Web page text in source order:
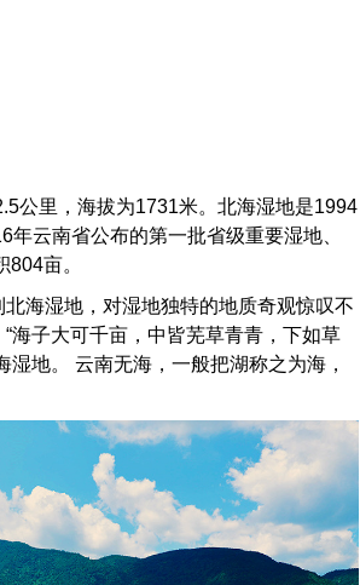
公里，海拔为1731米。北海湿地是1994
云南省公布的第一批省级重要湿地、
亩。
海湿地，对湿地独特的地质奇观惊叹不
海子大可千亩，中皆芜草青青，下如草
地。 云南无海，一般把湖称之为海，